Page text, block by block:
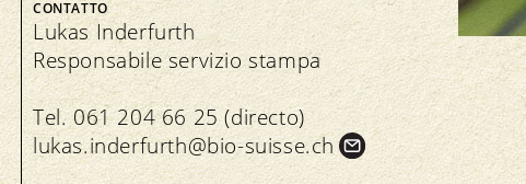
Assemblea dei delegati
Commercio specializzato bio
CONTATTO
Lukas Inderfurth
Responsabile servizio stampa
Tel. 061 204 66 25 (directo)
lukas.inderfurth@bio-suisse.ch